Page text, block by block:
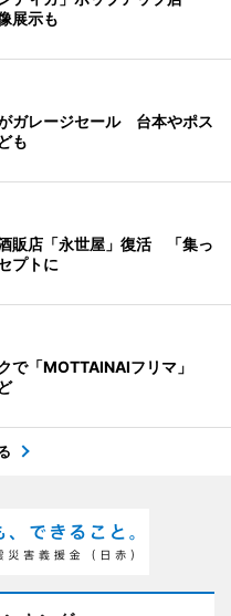
展示も
ガレージセール 台本やポス
も
販店「永世屋」復活 「集っ
プトに
で「MOTTAINAIフリマ」